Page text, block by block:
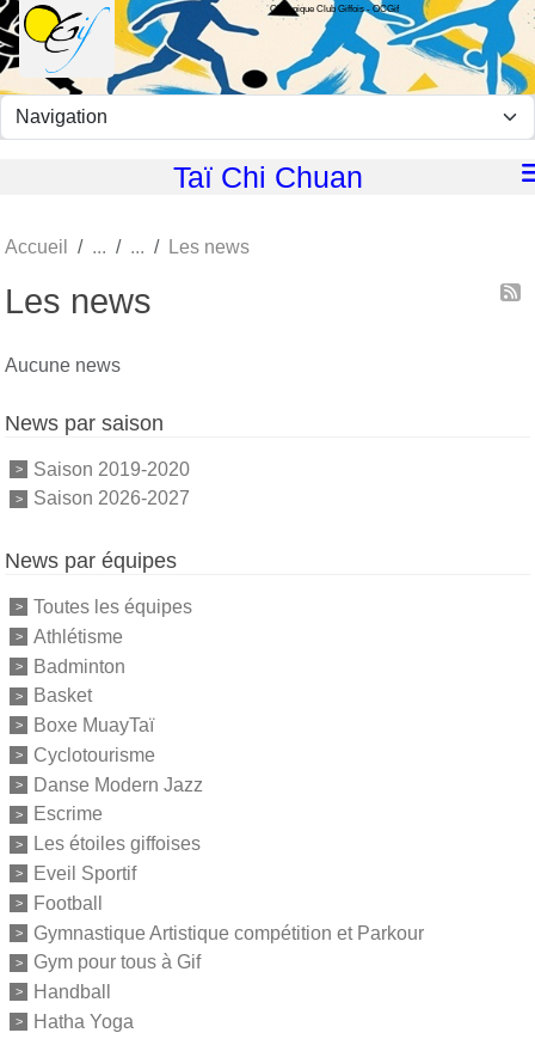
Olympique Club Giffois - OCGif
Taï Chi Chuan
Accueil Les news
Les news
Aucune news
News par saison
Saison 2019-2020
Saison 2026-2027
News par équipes
Toutes les équipes
Athlétisme
Badminton
Basket
Boxe MuayTaï
Cyclotourisme
Danse Modern Jazz
Escrime
Les étoiles giffoises
Eveil Sportif
Football
Gymnastique Artistique compétition et Parkour
Gym pour tous à Gif
Handball
Hatha Yoga
Panneau de gestion des cookies